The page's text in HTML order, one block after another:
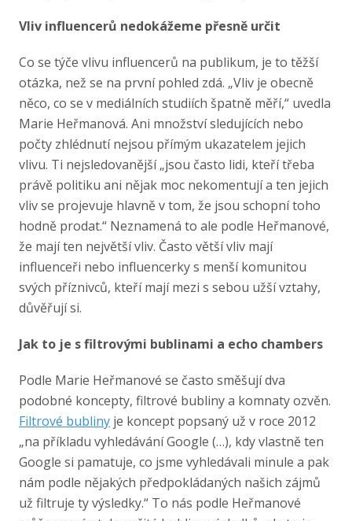
Vliv influencerů nedokážeme přesně určit
Co se týče vlivu influencerů na publikum, je to těžší
otázka, než se na první pohled zdá. „Vliv je obecně
něco, co se v mediálních studiích špatně měří,“ uvedla
Marie Heřmanová. Ani množství sledujících nebo
počty zhlédnutí nejsou přímým ukazatelem jejich
vlivu. Ti nejsledovanější „jsou často lidi, kteří třeba
právě politiku ani nějak moc nekomentují a ten jejich
vliv se projevuje hlavně v tom, že jsou schopní toho
hodně prodat.“ Neznamená to ale podle Heřmanové,
že mají ten největší vliv. Často větší vliv mají
influenceři nebo influencerky s menší komunitou
svých příznivců, kteří mají mezi s sebou užší vztahy,
důvěřují si.
Jak to je s filtrovými bublinami a echo chambers
Podle Marie Heřmanové se často směšují dva
podobné koncepty, filtrové bubliny a komnaty ozvěn.
Filtrové bubliny je koncept popsaný už v roce 2012
„na příkladu vyhledávání Google (…), kdy vlastně ten
Google si pamatuje, co jsme vyhledávali minule a pak
nám podle nějakých předpokládaných našich zájmů
už filtruje ty výsledky.“ To nás podle Heřmanové